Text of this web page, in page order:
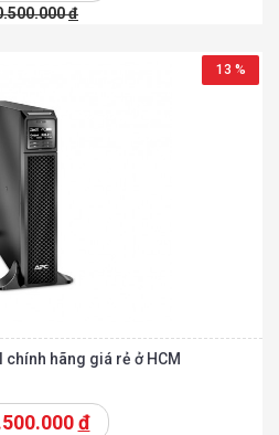
đ
13 %
chính hãng giá rẻ ở HCM
đ